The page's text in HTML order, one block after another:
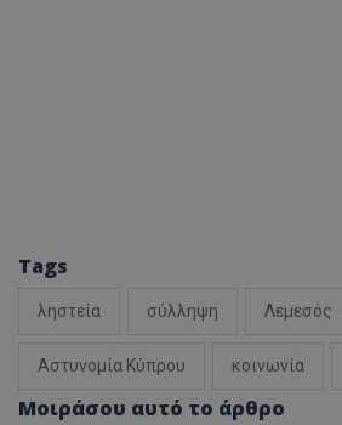
Tags
ληστεία σύλληψη Λεμεσός
Αστυνομία Κύπρου κοινωνία
Μοιράσου αυτό το άρθρο